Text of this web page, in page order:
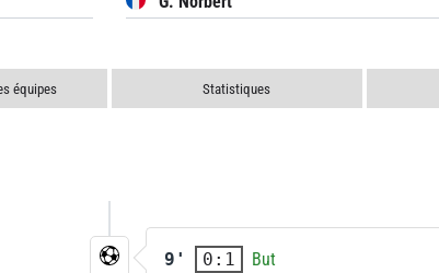
équipes Statistiques
9' 0:1
But